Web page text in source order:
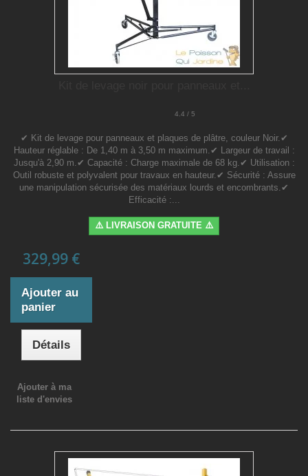
4.4 / 5
✔ Kit de levage pour panneaux et plaques de plâtre, couleur Noir.✔
Hauteur réglable : De 1,40 m à 3,50 m maximum.✔ Largeur de travail :
Jusqu'à 2,90 m.✔ Capacité : Charge maximale de 68 kg.✔ Utilisation :
Outil robuste et polyvalent pour travaux en hauteur.✔ Sécurité : Assure
une manipulation sécurisée des matériaux lourds et encombrants.✔
Efficacité :...
⚠️ LIVRAISON GRATUITE ⚠️
329,99 €
Ajouter au
panier
Détails
Ajouter à ma
liste d'envies